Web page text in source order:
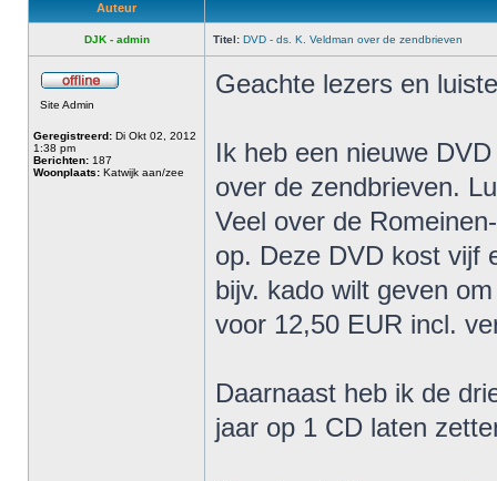
Auteur
DJK - admin Titel: DVD - ds. K. Veldman over de zendbrieven
Site Admin
Geregistreerd: Di Okt 02, 2012
1:38 pm
Berichten: 187
Woonplaats: Katwijk aan/zee
Geachte lezers en
Ik heb een nieuwe
over de zendbrieven.
Veel over de
op. Deze DVD kost vijf
bijv. kado wilt geven
voor 12,50 EUR incl.
Daarnaast heb ik de
jaar op 1 CD laten